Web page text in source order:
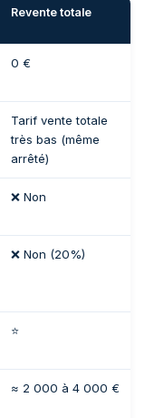
Revente totale
0 €
Tarif vente totale
très bas (même
arrêté)
❌ Non
❌ Non (20%)
⭐
≈ 2 000 à 4 000 €